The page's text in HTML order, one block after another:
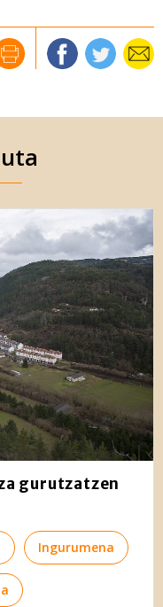
gurutzatzen
Ingurumena